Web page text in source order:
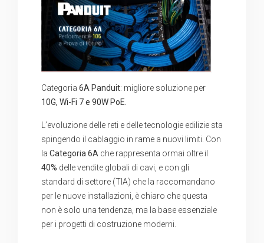
Categoria 6A Panduit: migliore soluzione per
10G, Wi-Fi 7 e 90W PoE.
L’evoluzione delle reti e delle tecnologie edilizie sta
spingendo il cablaggio in rame a nuovi limiti. Con
la Categoria 6A che rappresenta ormai oltre il
40% delle vendite globali di cavi, e con gli
standard di settore (TIA) che la raccomandano
per le nuove installazioni, è chiaro che questa
non è solo una tendenza, ma la base essenziale
per i progetti di costruzione moderni.